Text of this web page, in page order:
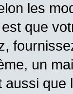
les
que
un
aussi